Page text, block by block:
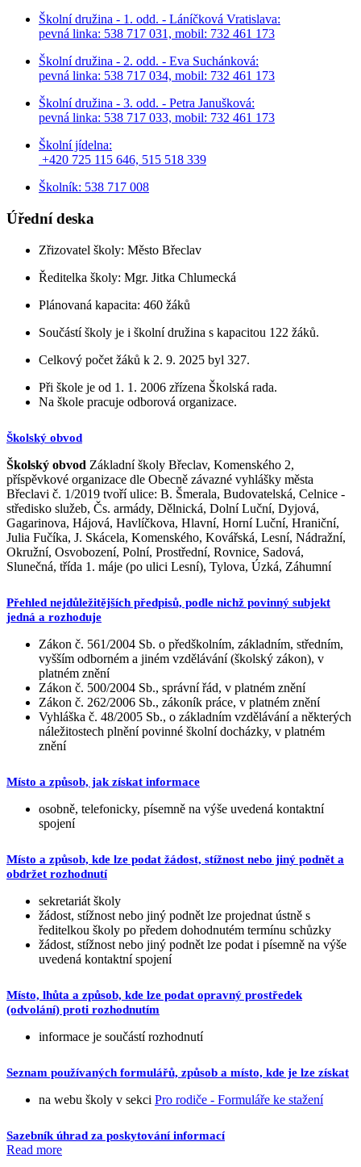
Školní družina - 1. odd. - Láníčková Vratislava:
pevná linka: 538 717 031, mobil: 732 461 173
Školní družina - 2. odd. - Eva Suchánková:
pevná linka: 538 717 034, mobil: 732 461 173
Školní družina - 3. odd. - Petra Janušková:
pevná linka: 538 717 033, mobil: 732 461 173
Školní jídelna:
+420 725 115 646, 515 518 339
Školník: 538 717 008
Úřední deska
Zřizovatel školy: Město Břeclav
Ředitelka školy: Mgr. Jitka Chlumecká
Plánovaná kapacita: 460 žáků
Součástí školy je i školní družina s kapacitou 122 žáků.
Celkový počet žáků k 2. 9. 2025 byl 327.
Při škole je od 1. 1. 2006 zřízena Školská rada.
Na škole pracuje odborová organizace.
Školský obvod
Školský obvod Základní školy Břeclav, Komenského 2,
příspěvkové organizace dle Obecně závazné vyhlášky města
Břeclavi č. 1/2019 tvoří ulice: B. Šmerala, Budovatelská, Celnice -
středisko služeb, Čs. armády, Dělnická, Dolní Luční, Dyjová,
Gagarinova, Hájová, Havlíčkova, Hlavní, Horní Luční, Hraniční,
Julia Fučíka, J. Skácela, Komenského, Kovářská, Lesní, Nádražní,
Okružní, Osvobození, Polní, Prostřední, Rovnice, Sadová,
Slunečná, třída 1. máje (po ulici Lesní), Tylova, Úzká, Záhumní
Přehled nejdůležitějších předpisů, podle nichž povinný subjekt
jedná a rozhoduje
Zákon č. 561/2004 Sb. o předškolním, základním, středním,
vyšším odborném a jiném vzdělávání (školský zákon), v
platném znění
Zákon č. 500/2004 Sb., správní řád, v platném znění
Zákon č. 262/2006 Sb., zákoník práce, v platném znění
Vyhláška č. 48/2005 Sb., o základním vzdělávání a některých
náležitostech plnění povinné školní docházky, v platném
znění
Místo a způsob, jak získat informace
osobně, telefonicky, písemně na výše uvedená kontaktní
spojení
Místo a způsob, kde lze podat žádost, stížnost nebo jiný podnět a
obdržet rozhodnutí
sekretariát školy
žádost, stížnost nebo jiný podnět lze projednat ústně s
ředitelkou školy po předem dohodnutém termínu schůzky
žádost, stížnost nebo jiný podnět lze podat i písemně na výše
uvedená kontaktní spojení
Místo, lhůta a způsob, kde lze podat opravný prostředek
(odvolání) proti rozhodnutím
informace je součástí rozhodnutí
Seznam používaných formulářů, způsob a místo, kde je lze získat
na webu školy v sekci Pro rodiče - Formuláře ke stažení
Sazebník úhrad za poskytování informací
Read more